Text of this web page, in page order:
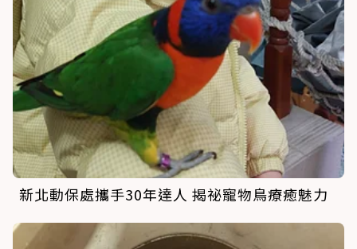
新北動保處攜手30年達人 揭祕寵物鳥療癒魅力